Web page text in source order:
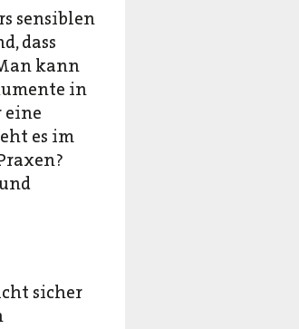
sensiblen
dass
kann
in
eine
es im
sicher